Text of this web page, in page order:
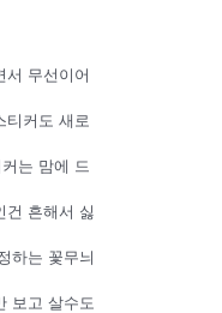
서 무선이어
티커도 새로
는 맘에 드
건 흔해서 싫
하는 꽃무늬
보고 살수도